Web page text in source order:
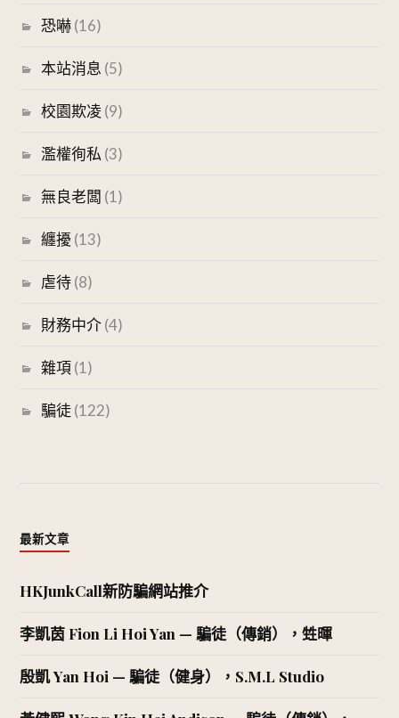
恐嚇(16)
本站消息 (5)
校園欺凌(9)
濫權徇私 (3)
無良老闆 (1)
纏擾 (13)
虐待(8)
財務中介(4)
雜項(1)
騙徒(122)
最新文章
HKJunkCall新防騙網站推介
李凱茵 Fion Li Hoi Yan — 騙徒（傳銷），甡暉
殷凱 Yan Hoi — 騙徒（健身），S.M.L Studio